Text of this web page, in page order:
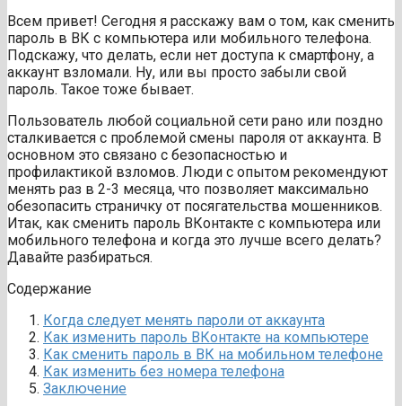
Всем привет! Сегодня я расскажу вам о том, как сменить
пароль в ВК с компьютера или мобильного телефона.
Подскажу, что делать, если нет доступа к смартфону, а
аккаунт взломали. Ну, или вы просто забыли свой
пароль. Такое тоже бывает.
Пользователь любой социальной сети рано или поздно
сталкивается с проблемой смены пароля от аккаунта. В
основном это связано с безопасностью и
профилактикой взломов. Люди с опытом рекомендуют
менять раз в 2-3 месяца, что позволяет максимально
обезопасить страничку от посягательства мошенников.
Итак, как сменить пароль ВКонтакте с компьютера или
мобильного телефона и когда это лучше всего делать?
Давайте разбираться.
Содержание
Когда следует менять пароли от аккаунта
Как изменить пароль ВКонтакте на компьютере
Как сменить пароль в ВК на мобильном телефоне
Как изменить без номера телефона
Заключение